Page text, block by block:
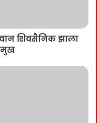
शिवसैनिक झाला